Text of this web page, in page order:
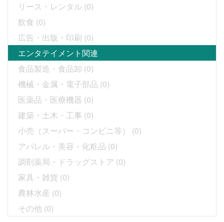
リース・レンタル (0)
飲食 (0)
広告・出版・印刷 (0)
エンタテイメント関連
食品製造・食品卸 (0)
機械・金属・電子部品 (0)
医薬品・医療機器 (0)
建築・土木・工事 (0)
小売（スーパー・コンビニ等）
(0)
アパレル・美容・化粧品 (0)
調剤薬局・ドラッグストア (0)
家具・雑貨 (0)
農林水産 (0)
その他 (0)